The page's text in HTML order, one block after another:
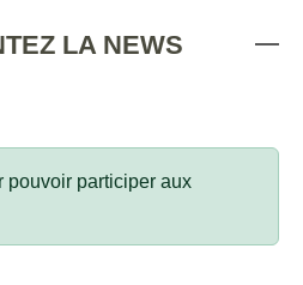
LA NEWS
pouvoir participer aux